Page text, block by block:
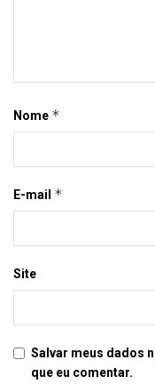
Nome *
E-mail *
Site
Salvar meus dados
que eu comentar.